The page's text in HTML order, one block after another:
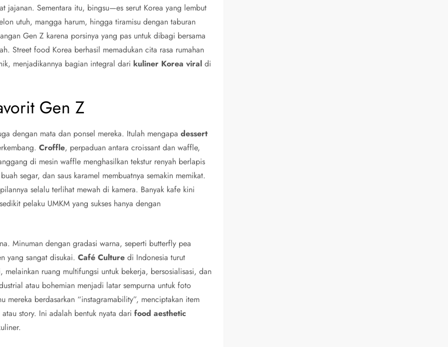
jajanan. Sementara itu, bingsu—es serut Korea yang lembut
utuh, mangga harum, hingga tiramisu dengan taburan
Gen Z karena porsinya yang pas untuk dibagi bersama
Street food Korea berhasil memadukan cita rasa rumahan
menjadikannya bagian integral dari kuliner Korea viral di
Gen Z
dengan mata dan ponsel mereka. Itulah mengapadessert
Croffle, perpaduan antara croissant dan waffle,
di mesin waffle menghasilkan tekstur renyah berlapis
segar, dan saus karamel membuatnya semakin memikat.
selalu terlihat mewah di kamera. Banyak kafe kini
pelaku UMKM yang sukses hanya dengan
Minuman dengan gradasi warna, seperti butterfly pea
yang sangat disukai.Café Culture di Indonesia turut
ruang multifungsi untuk bekerja, bersosialisasi, dan
atau bohemian menjadi latar sempurna untuk foto
mereka berdasarkan “instagramability”, menciptakan item
story. Ini adalah bentuk nyata darifood aesthetic